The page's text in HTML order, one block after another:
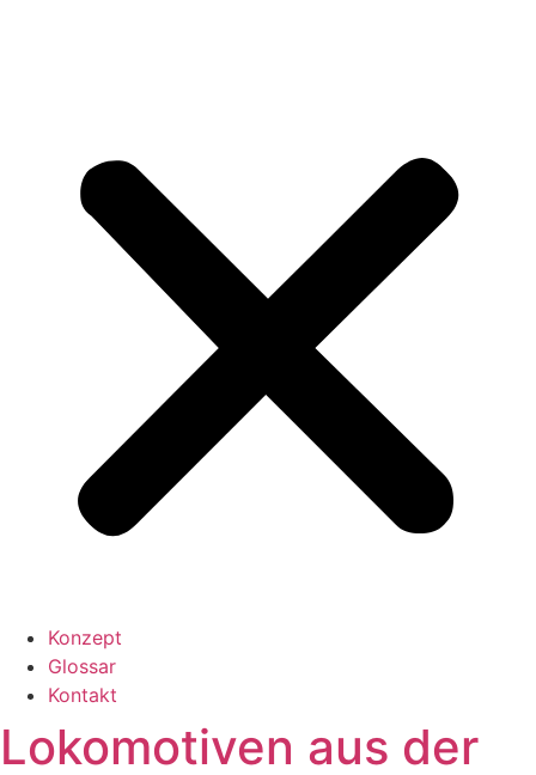
Konzept
Glossar
Kontakt
Lokomotiven aus der